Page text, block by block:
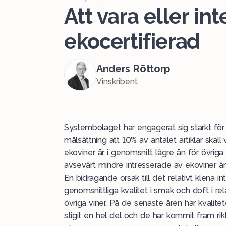
Att vara eller
ekocertifierad
Anders Röttorp
Vinskribent
Systembolaget har engagerat sig starkt
målsättning att 10% av antalet artiklar skall
ekoviner är i genomsnitt lägre än för
avsevärt mindre intresserade av ekoviner
En bidragande orsak till det relativt klena
genomsnittliga kvalitet i smak och doft i
övriga viner. På de senaste åren har
stigit en hel del och de har kommit fram